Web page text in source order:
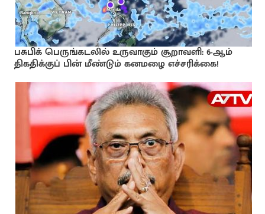
பசுபிக் பெருங்கடலில் உருவாகும் சூறாவளி: 6-ஆம்
திகதிக்குப் பின் மீண்டும் கனமழை எச்சரிக்கை!